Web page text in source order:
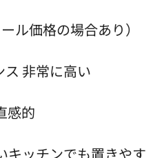
ル価格の場合あり）
非常に高い
感的
キッチンでも置きやす